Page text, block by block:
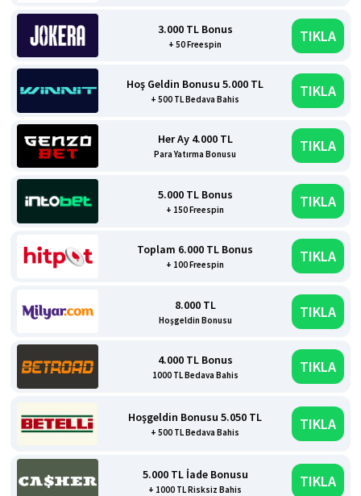
3.000 TL Bonus
+ 50 Freespin TIKLA
Hoş Geldin Bonusu 5.000 TL
+ 500 TL Bedava Bahis TIKLA
Her Ay 4.000 TL
Para Yatırma Bonusu TIKLA
5.000 TL Bonus
+ 150 Freespin TIKLA
Toplam 6.000 TL Bonus
+ 100 Freespin TIKLA
8.000 TL
Hoşgeldin Bonusu TIKLA
4.000 TL Bonus
1000 TL Bedava Bahis TIKLA
Hoşgeldin Bonusu 5.050 TL
+ 500 TL Bedava Bahis TIKLA
5.000 TL İade Bonusu
+ 1000 TL Risksiz Bahis TIKLA